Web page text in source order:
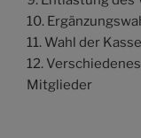
10.
11. Wahl der
12.
Mitglieder